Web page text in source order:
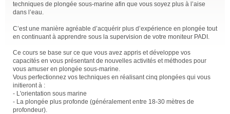
techniques de plongée sous-marine afin que vous soyez plus à l’aise
dans l’eau.
C’est une manière agréable d’acquérir plus d’expérience en plongée tout
en continuant à apprendre sous la supervision de votre moniteur PADI.
Ce cours se base sur ce que vous avez appris et développe vos
capacités en vous présentant de nouvelles activités et méthodes pour
vous amuser en plongée sous-marine.
Vous perfectionnez vos techniques en réalisant cinq plongées qui vous
initieront à :
- L'orientation sous marine
- La plongée plus profonde (généralement entre 18-30 mètres de
profondeur).